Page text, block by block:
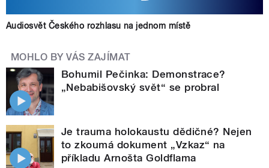
Audiosvět Českého rozhlasu na jednom místě
MOHLO BY VÁS ZAJÍMAT
Bohumil Pečinka: Demonstrace?
„Nebabišovský svět“ se probral
Je trauma holokaustu dědičné? Nejen
to zkoumá dokument „Vzkaz“ na
příkladu Arnošta Goldflama